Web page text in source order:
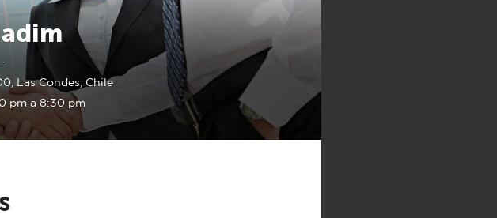
Las Condes, Chile
pm a 8:30 pm